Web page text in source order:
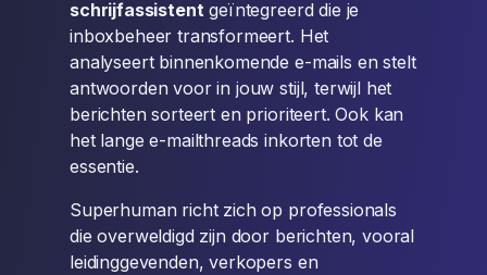
schrijfassistent geïntegreerd die je
inboxbeheer transformeert. Het
analyseert binnenkomende e-mails en stelt
antwoorden voor in jouw stijl, terwijl het
berichten sorteert en prioriteert. Ook kan
het lange e-mailthreads inkorten tot de
essentie.
Superhuman richt zich op professionals
die overweldigd zijn door berichten, vooral
leidinggevenden, verkopers en